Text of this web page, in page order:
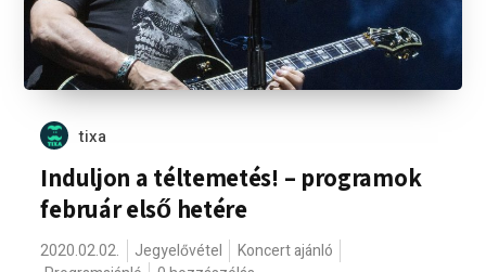
tixa
Induljon a téltemetés! – programok
február első hetére
2020.02.02. Jegyelővétel
Koncert ajánló